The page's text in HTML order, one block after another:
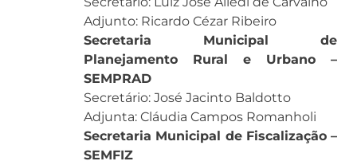
Adjunto: Ricardo Cézar Ribeiro
Secretaria Municipal de
Planejamento Rural e Urbano –
SEMPRAD
Secretário: José Jacinto Baldotto
Adjunta: Cláudia Campos Romanholi
Secretaria Municipal de Fiscalização –
SEMFIZ